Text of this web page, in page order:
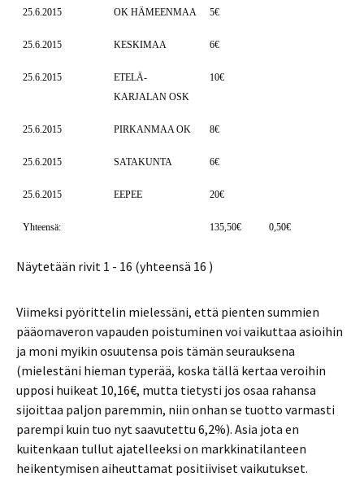
25.6.2015 OK HÄMEENMAA 5€
25.6.2015 KESKIMAA 6€
25.6.2015
ETELÄ-
KARJALAN OSK
10€
25.6.2015 PIRKANMAA OK 8€
25.6.2015 SATAKUNTA 6€
25.6.2015 EEPEE 20€
Yhteensä: 135,50€ 0,50€
Näytetään rivit 1 - 16 (yhteensä 16 )
Viimeksi pyörittelin mielessäni, että pienten summien
pääomaveron vapauden poistuminen voi vaikuttaa asioihin
ja moni myikin osuutensa pois tämän seurauksena
(mielestäni hieman typerää, koska tällä kertaa veroihin
upposi huikeat 10,16€, mutta tietysti jos osaa rahansa
sijoittaa paljon paremmin, niin onhan se tuotto varmasti
parempi kuin tuo nyt saavutettu 6,2%). Asia jota en
kuitenkaan tullut ajatelleeksi on markkinatilanteen
heikentymisen aiheuttamat positiiviset vaikutukset.